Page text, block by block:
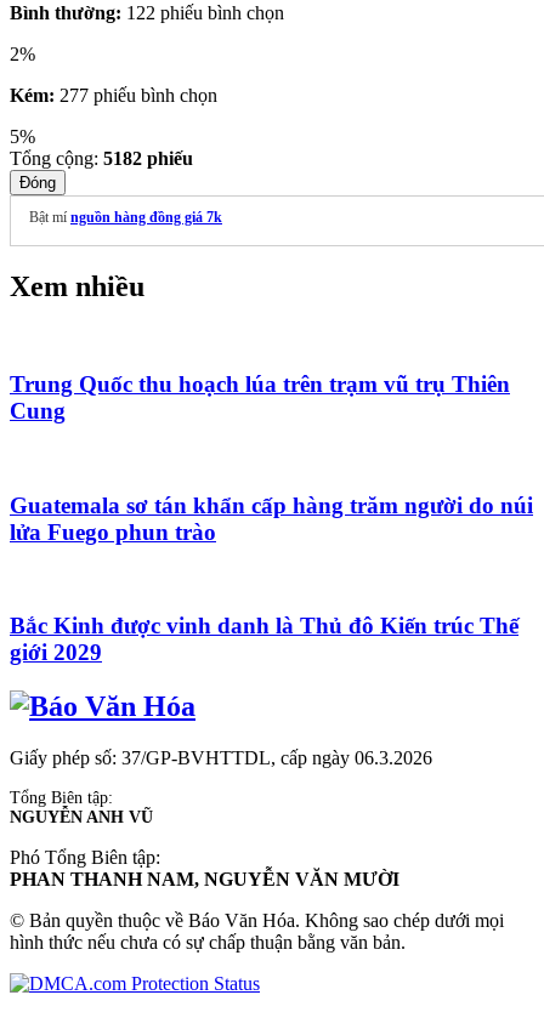
Bình thường: 122 phiếu bình chọn
2%
Kém: 277 phiếu bình chọn
5%
Tổng cộng: 5182 phiếu
Đóng
Bật mí nguồn hàng đồng giá 7k
Xem nhiều
Trung Quốc thu hoạch lúa trên trạm vũ trụ Thiên
Cung
Guatemala sơ tán khẩn cấp hàng trăm người do núi
lửa Fuego phun trào
Bắc Kinh được vinh danh là Thủ đô Kiến trúc Thế
giới 2029
Giấy phép số: 37/GP-BVHTTDL, cấp ngày 06.3.2026
Tổng Biên tập:
NGUYỄN ANH VŨ
Phó Tổng Biên tập:
PHAN THANH NAM, NGUYỄN VĂN MƯỜI
© Bản quyền thuộc về Báo Văn Hóa. Không sao chép dưới mọi
hình thức nếu chưa có sự chấp thuận bằng văn bản.